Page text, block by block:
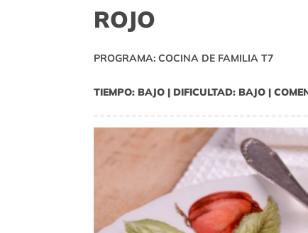
ROJO
PROGRAMA: COCINA DE FAMILIA T7
TIEMPO: BAJO | DIFICULTAD: BAJO |